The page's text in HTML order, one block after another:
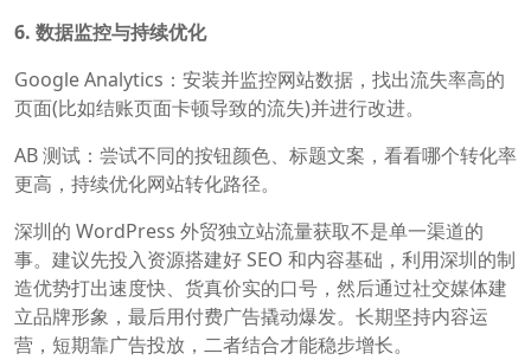
6. 数据监控与持续优化
Google Analytics：安装并监控网站数据，找出流失率高的
页面(比如结账页面卡顿导致的流失)并进行改进。
AB 测试：尝试不同的按钮颜色、标题文案，看看哪个转化率
更高，持续优化网站转化路径。
深圳的 WordPress 外贸独立站流量获取不是单一渠道的
事。建议先投入资源搭建好 SEO 和内容基础，利用深圳的制
造优势打出速度快、货真价实的口号，然后通过社交媒体建
立品牌形象，最后用付费广告撬动爆发。长期坚持内容运
营，短期靠广告投放，二者结合才能稳步增长。